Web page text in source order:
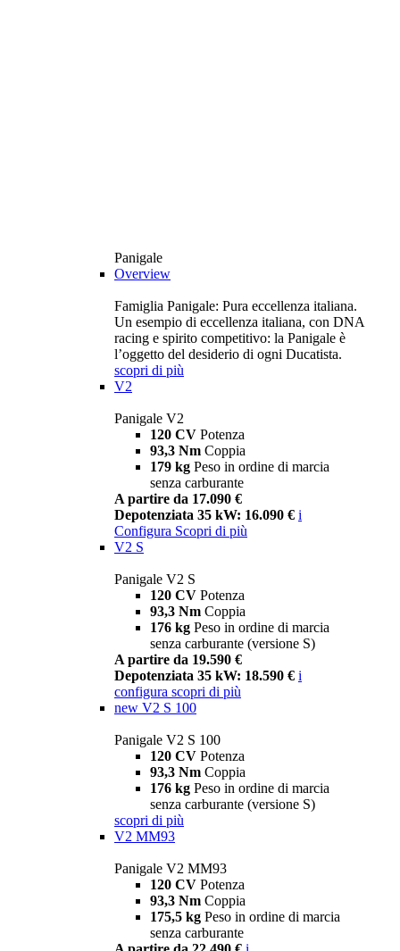
Panigale
Overview
Famiglia Panigale: Pura eccellenza italiana.
Un esempio di eccellenza italiana, con DNA
racing e spirito competitivo: la Panigale è
l’oggetto del desiderio di ogni Ducatista.
scopri di più
V2
Panigale V2
120 CV Potenza
93,3 Nm Coppia
179 kg Peso in ordine di marcia
senza carburante
A partire da 17.090 €
Depotenziata 35 kW: 16.090 € i
Configura Scopri di più
V2 S
Panigale V2 S
120 CV Potenza
93,3 Nm Coppia
176 kg Peso in ordine di marcia
senza carburante (versione S)
A partire da 19.590 €
Depotenziata 35 kW: 18.590 € i
configura scopri di più
new V2 S 100
Panigale V2 S 100
120 CV Potenza
93,3 Nm Coppia
176 kg Peso in ordine di marcia
senza carburante (versione S)
scopri di più
V2 MM93
Panigale V2 MM93
120 CV Potenza
93,3 Nm Coppia
175,5 kg Peso in ordine di marcia
senza carburante